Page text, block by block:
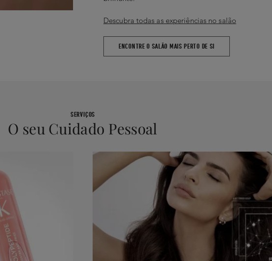
Descubra todas as experiências no salão
ENCONTRE O SALÃO MAIS PERTO DE SI
SERVIÇOS
O seu Cuidado Pessoal